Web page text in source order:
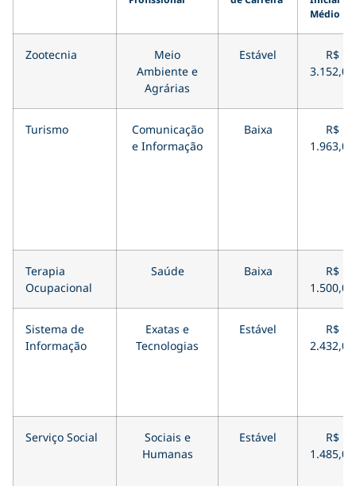
Médio
Zootecnia
Meio
Ambiente e
Agrárias
Estável
R$
3.152,00
Turismo
Comunicação
e Informação
Baixa
R$
1.963,00
Terapia
Ocupacional
Saúde Baixa
R$
1.500,00
Sistema de
Informação
Exatas e
Tecnologias
Estável
R$
2.432,00
Serviço Social
Sociais e
Humanas
Estável
R$
1.485,00